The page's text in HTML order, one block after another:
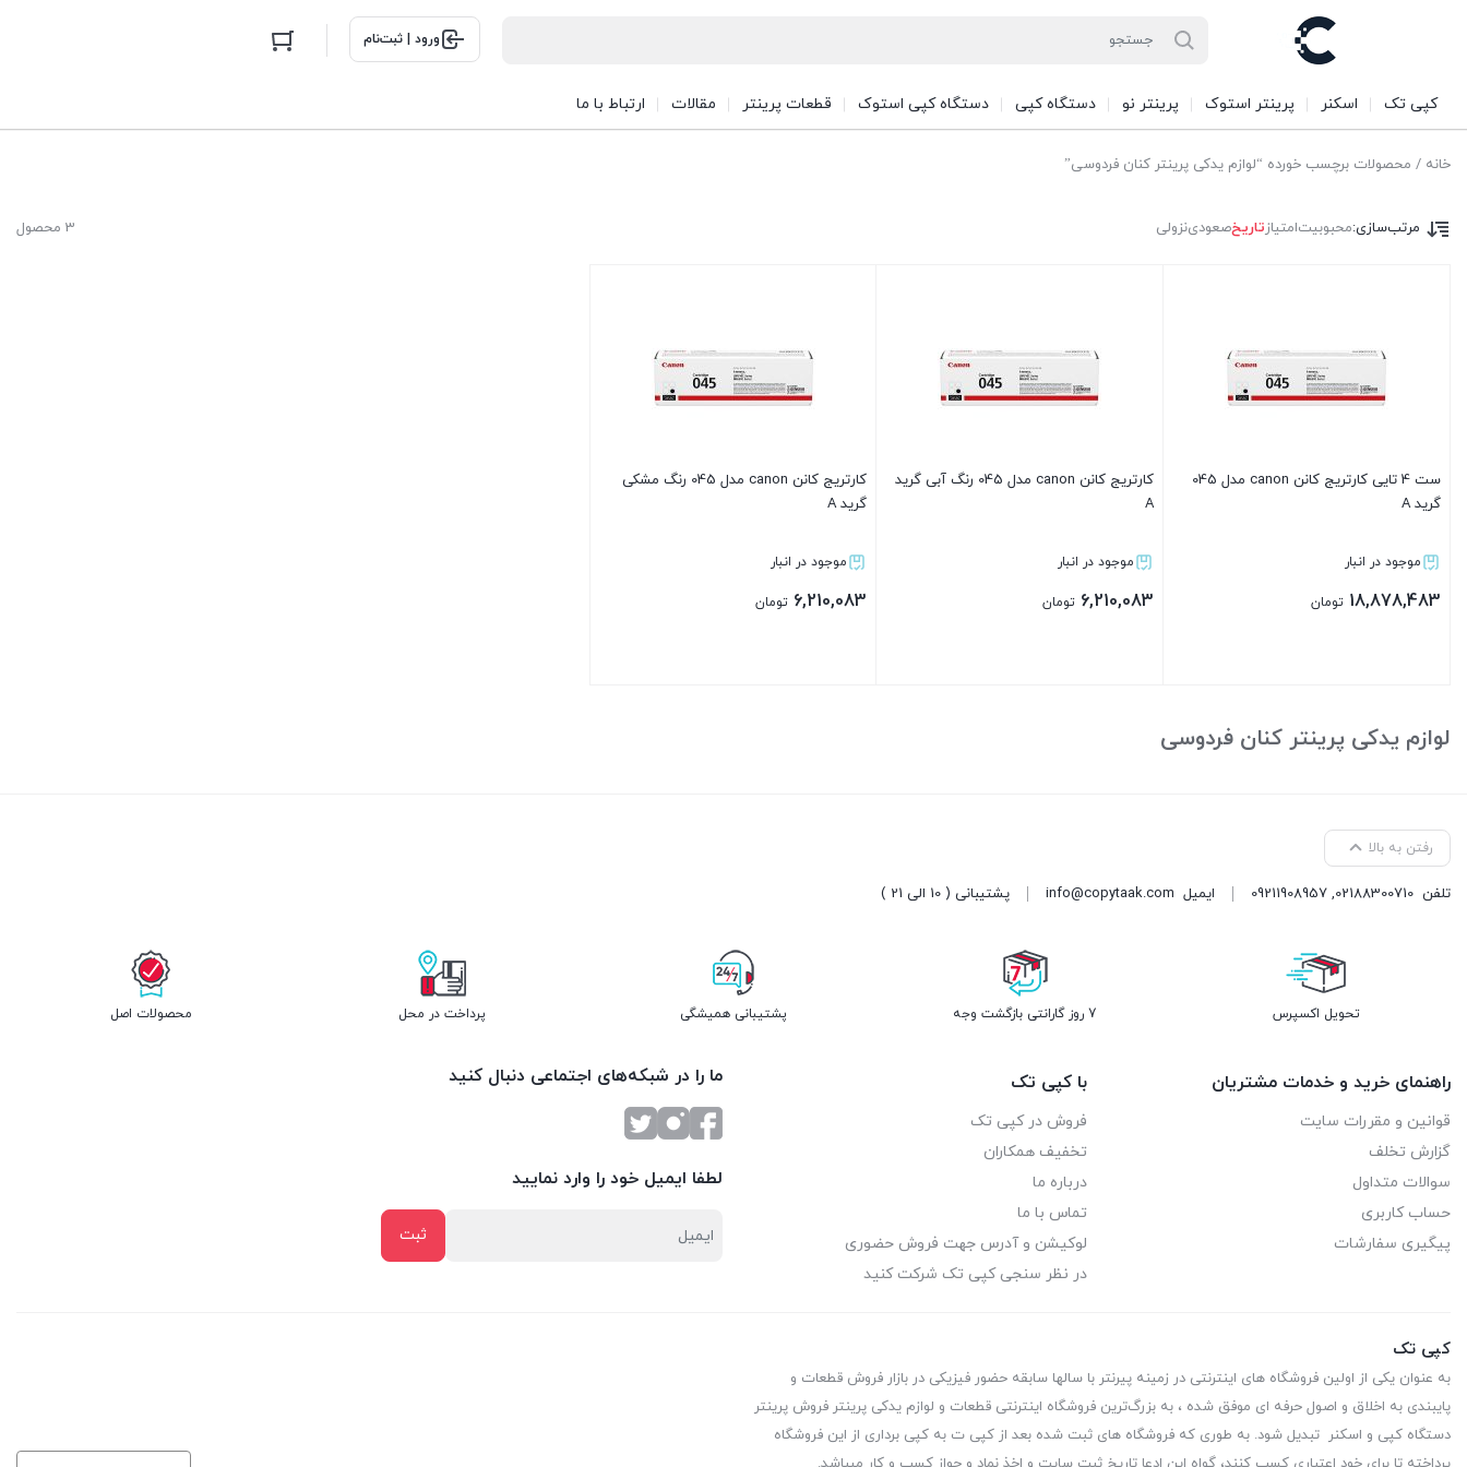
ورود | ثبت‌نام
کپی تک اسکنر پرینتر استوک پرینتر نو دستگاه کپی دستگاه کپی استوک قطعات پرینتر مقالات ارتباط با ما
خانه / محصولات برچسب خورده “لوازم یدکی پرینتر کنان فردوسی”
3 محصول مرتب‌سازی:محبوبیتامتیازتاریخصعودینزولی
ست 4 تایی کارتریج کانن canon مدل 045
گرید A
موجود در انبار
18,878,483 تومان
کارتریج کانن canon مدل 045 رنگ آبی گرید
A
موجود در انبار
6,210,083 تومان
کارتریج کانن canon مدل 045 رنگ مشکی
گرید A
موجود در انبار
6,210,083 تومان
لوازم یدکی پرینتر کنان فردوسی
رفتن به بالا
تلفن 02188300710
,
09211908957 ایمیل info@copytaak.com پشتیبانی ( 10 الی 21 )
تحویل اکسپرس 7 روز گارانتی بازگشت وجه پشتیبانی همیشگی پرداخت در محل محصولات اصل
راهنمای خرید و خدمات مشتریان
قوانین و مقررات سایت
گزارش تخلف
سوالات متداول
حساب کاربری
پیگیری سفارشات
با کپی تک
فروش در کپی تک
تخفیف همکاران
درباره ما
تماس با ما
لوکیشن و آدرس جهت فروش حضوری
در نظر سنجی کپی تک شرکت کنید
ما را در شبکه‌های اجتماعی دنبال کنید
لطفا ایمیل خود را وارد نمایید
کپی تک
به عنوان یکی از اولین فروشگاه های اینترنتی در زمینه پیرنتر با سالها سابقه حضور فیزیکی در بازار فروش قطعات و
پایبندی به اخلاق و اصول حرفه ای موفق شده ، به بزرگ‌ترین فروشگاه اینترنتی قطعات و لوازم یدکی پرینتر فروش پرینتر
دستگاه کپی و اسکنر تبدیل شود. به طوری که فروشگاه های ثبت شده بعد از کپی ت به کپی برداری از این فروشگاه